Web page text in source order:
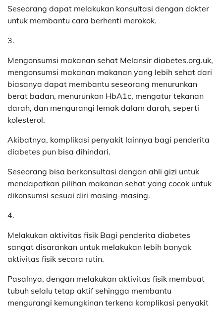
Seseorang dapat melakukan konsultasi dengan dokter
untuk membantu cara berhenti merokok.
3.
Mengonsumsi makanan sehat Melansir diabetes.org.uk,
mengonsumsi makanan makanan yang lebih sehat dari
biasanya dapat membantu seseorang menurunkan
berat badan, menurunkan HbA1c, mengatur tekanan
darah, dan mengurangi lemak dalam darah, seperti
kolesterol.
Akibatnya, komplikasi penyakit lainnya bagi penderita
diabetes pun bisa dihindari.
Seseorang bisa berkonsultasi dengan ahli gizi untuk
mendapatkan pilihan makanan sehat yang cocok untuk
dikonsumsi sesuai diri masing-masing.
4.
Melakukan aktivitas fisik Bagi penderita diabetes
sangat disarankan untuk melakukan lebih banyak
aktivitas fisik secara rutin.
Pasalnya, dengan melakukan aktivitas fisik membuat
tubuh selalu tetap aktif sehingga membantu
mengurangi kemungkinan terkena komplikasi penyakit